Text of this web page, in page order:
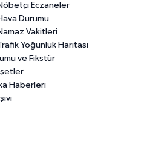
Eczaneler
Durumu
Vakitleri
Yoğunluk Haritası
ve Fikstür
Haberleri